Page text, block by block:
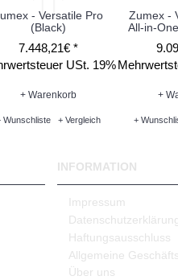
- Versatile Pro
(Black)
7.448,21€ *
USt. 19%
+ Warenkorb
Wunschliste + Vergleich
Zumex -
All-in-
+
+
INFORMATION
Impressum
Haftungsausschluss
Allgemeine
Über uns